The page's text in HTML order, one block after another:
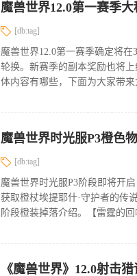
魔兽世界12.0第一赛季
[db:tag]
魔兽世界12.0第一赛季确定将
轮换。新赛季的副本奖励也将
体内容有哪些，下面为大家带
魔兽世界时光服P3橙色
[db:tag]
魔兽世界时光服P3阶段即将开
获取橙杖埃提耶什·守护者的传
阶段橙装掉落介绍。【雷霆的